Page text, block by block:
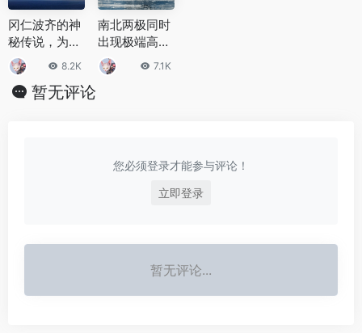
冈仁波齐的神
秘传说，为什
么冈仁波齐神
山如此神秘？
8.2K
南北两极同时
出现极端高
温，比正常高
出三、四十度
7.1K
暂无评论
您必须登录才能参与评论！
立即登录
暂无评论...